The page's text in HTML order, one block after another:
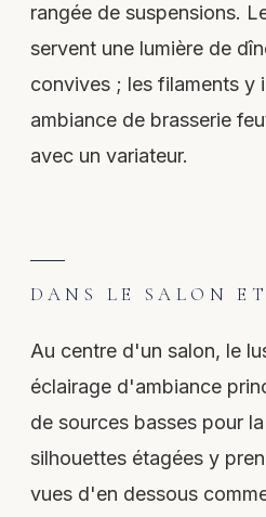
rangée de suspensions.
servent une lumière de
convives ; les filaments y
ambiance de brasserie
avec un variateur.
DANS LE SALON
Au centre d'un salon, le
éclairage d'ambiance
de sources basses pour
silhouettes étagées y
vues d'en dessous